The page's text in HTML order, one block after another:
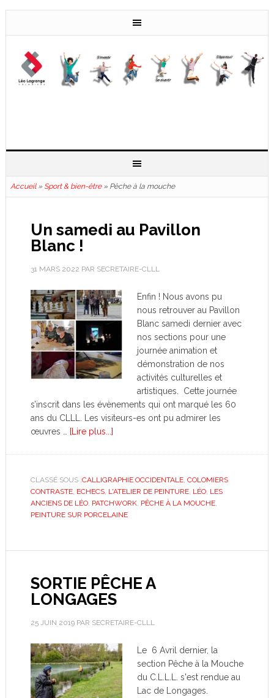
Accueil» Sport & bien-être» Pêche à la mouche
Un samedi au Pavillon
Blanc !
31 MARS 2022 PAR SECRETAIRE-CLLL
Enfin ! Nous avons pu
nous retrouver au Pavillon
Blanc samedi dernier avec
nos sections pour une
journée animation et
démonstration de nos
activités culturelles et
artistiques. Cette journée
s’inscrit dans les évènements qui ont marqué les 60
ans du CLLL. Les visiteurs-es ont pu admirer les
œuvres …
[Lire plus...]
CLASSÉ SOUS :CALLIGRAPHIE OCCIDENTALE, COLOMIERS
CONTRASTE, ECHECS, L'ATELIER DE PEINTURE, LÉO, LES
ANCIENS DE LÉO, PATCHWORK, PÊCHE À LA MOUCHE,
PEINTURE SUR PORCELAINE
SORTIE PÊCHE A
LONGAGES
25 JUIN 2019PAR SECRETAIRE-CLLL
Le 6 Avril dernier, la
section Pêche à la Mouche
du C.L.L.L. s'est rendue au
Lac de Longages.